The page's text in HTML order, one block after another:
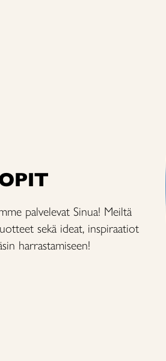
palvelevat Sinua! Meiltä
sekä ideat, inspiraatiot
harrastamiseen!